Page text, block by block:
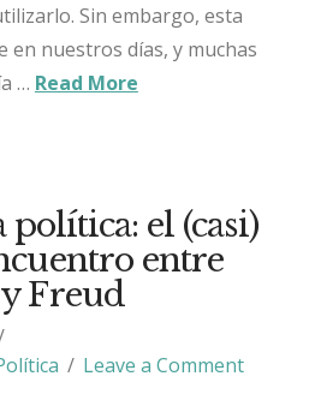
Sin embargo, esta
nuestros días, y muchas
… Read More
política: el (casi)
entre
Freud
Leave a Comment